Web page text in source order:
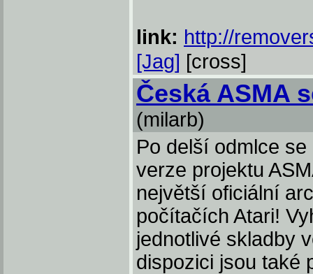
link: http://
[Jag] [cross]
Česká ASMA
(milarb)
Po delší odmlce
verze projektu
největší oficiální
počítačích Atari!
jednotlivé skladby
dispozici jsou také